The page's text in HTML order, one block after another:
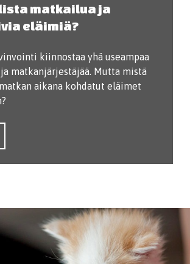
matkailua ja
eläimiä?
kiinnostaa yhä useampaa
matkanjärjestäjää. Mutta mistä
aikana kohdatut eläimet